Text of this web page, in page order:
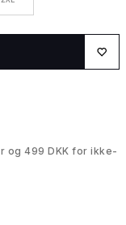
og 499 DKK for ikke-